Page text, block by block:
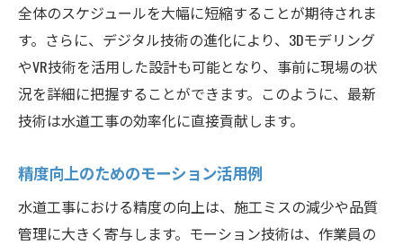
全体のスケジュールを大幅に短縮することが期待されま
す。さらに、デジタル技術の進化により、3Dモデリング
やVR技術を活用した設計も可能となり、事前に現場の状
況を詳細に把握することができます。このように、最新
技術は水道工事の効率化に直接貢献します。
精度向上のためのモーション活用例
水道工事における精度の向上は、施工ミスの減少や品質
管理に大きく寄与します。モーション技術は、作業員の